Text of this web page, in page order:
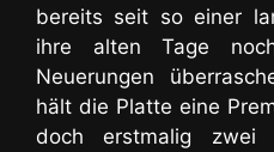
bereits seit so einer
ihre alten Tage
Neuerungen
hält die Platte eine
doch erstmalig zwei